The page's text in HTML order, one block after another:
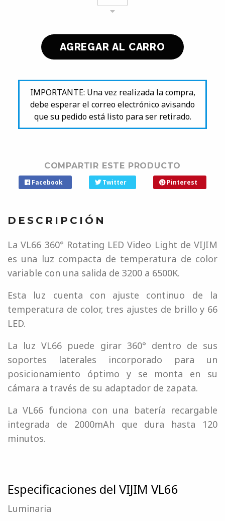
IMPORTANTE: Una vez realizada la compra,
debe esperar el correo electrónico avisando
que su pedido está listo para ser retirado.
COMPARTIR ESTE PRODUCTO
Facebook Twitter Pinterest
DESCRIPCIÓN
La VL66 360° Rotating LED Video Light de VIJIM
es una luz compacta de temperatura de color
variable con una salida de 3200 a 6500K.
Esta luz cuenta con ajuste continuo de la
temperatura de color, tres ajustes de brillo y 66
LED.
La luz VL66 puede girar 360° dentro de sus
soportes laterales incorporado para un
posicionamiento óptimo y se monta en su
cámara a través de su adaptador de zapata.
La VL66 funciona con una batería recargable
integrada de 2000mAh que dura hasta 120
minutos.
Especificaciones del VIJIM VL66
Luminaria